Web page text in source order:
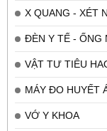
X QUANG - XÉT
ĐÈN Y TẾ - ỐNG
VẬT TƯ TIÊU
MÁY ĐO HUYẾT
VỚ Y KHOA